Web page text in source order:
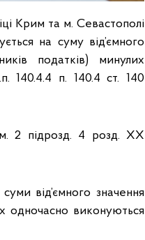
Крим та м. Севастополі
на суму від’ємного
податків) минулих
140.4.4 п. 140.4 ст. 140
2 підрозд. 4 розд. XX
від’ємного значення
одночасно виконуються